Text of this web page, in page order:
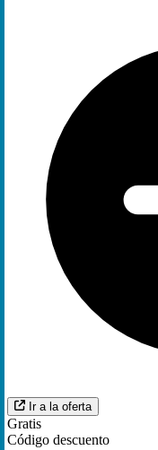
Ir a la oferta
Gratis
Código descuento